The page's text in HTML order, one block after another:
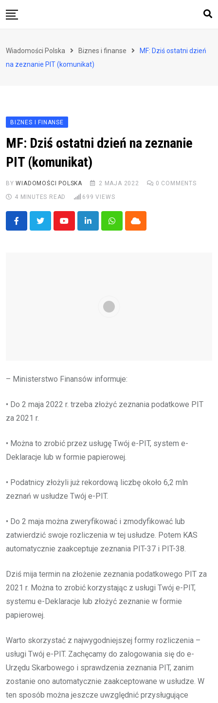
to
Zdrowie i styl życia
Wiadomości Polska Biznes i finanse
MF: Dziś ostatni dzień
na zeznanie PIT (komunikat)
BIZNES I FINANSE
MF: Dziś ostatni dzień na zeznanie
PIT (komunikat)
BYWIADOMOŚCI POLSKA 2 MAJA 2022 0 COMMENTS
4 MINUTES READ
699 VIEWS
YoutubeLinkedInWhatsappCloud
– Ministerstwo Finansów informuje:
• Do 2 maja 2022 r. trzeba złożyć zeznania podatkowe PIT
za 2021 r.
• Można to zrobić przez usługę Twój e-PIT, system e-
Deklaracje lub w formie papierowej.
• Podatnicy złożyli już rekordową liczbę około 6,2 mln
zeznań w usłudze Twój e-PIT.
• Do 2 maja można zweryfikować i zmodyfikować lub
zatwierdzić swoje rozliczenia w tej usłudze. Potem KAS
automatycznie zaakceptuje zeznania PIT-37 i PIT-38.
Dziś mija termin na złożenie zeznania podatkowego PIT za
2021 r. Można to zrobić korzystając z usługi Twój e-PIT,
systemu e-Deklaracje lub złożyć zeznanie w formie
papierowej.
Warto skorzystać z najwygodniejszej formy rozliczenia –
usługi Twój e-PIT. Zachęcamy do zalogowania się do e-
Urzędu Skarbowego i sprawdzenia zeznania PIT, zanim
zostanie ono automatycznie zaakceptowane w usłudze. W
ten sposób można jeszcze uwzględnić przysługujące